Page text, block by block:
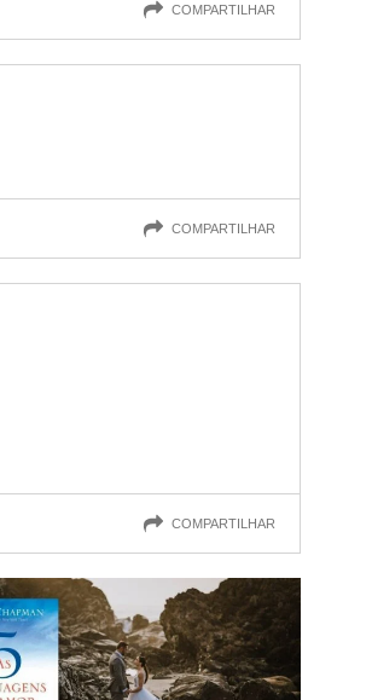
COMPARTILHAR
COMPARTILHAR
COMPARTILHAR